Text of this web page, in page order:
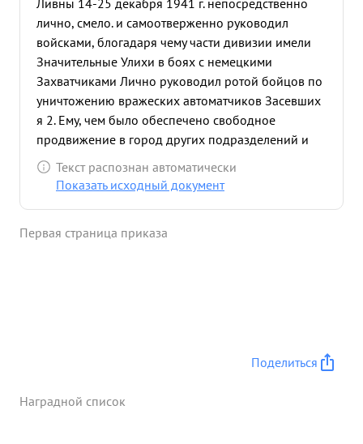
Ливны 14-25 декабря 1941 г. непосредственно
лично, смело. и самоотверженно руководил
войсками, блогадаря чему части дивизии имели
Значительные Улихи в боях с немецкими
Захватчиками Лично руководил ротой бойцов по
уничтожению вражеских автоматчиков Засевших
я 2. Ему, чем было обеспечено свободное
продвижение в город других подразделений и
частей. За проя вленную инициативу, Смелость и
самоотверженность в боях с немецкими
Текст распознан автоматически
Показать исходный документ
Первая страница приказа
Поделиться
Наградной список